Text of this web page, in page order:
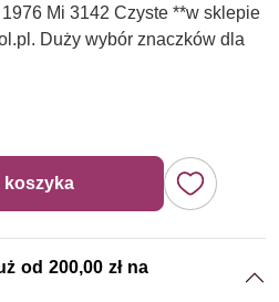
Mi 3142 Czyste **w sklepie
Duży wybór znaczków dla
od 200,00 zł na